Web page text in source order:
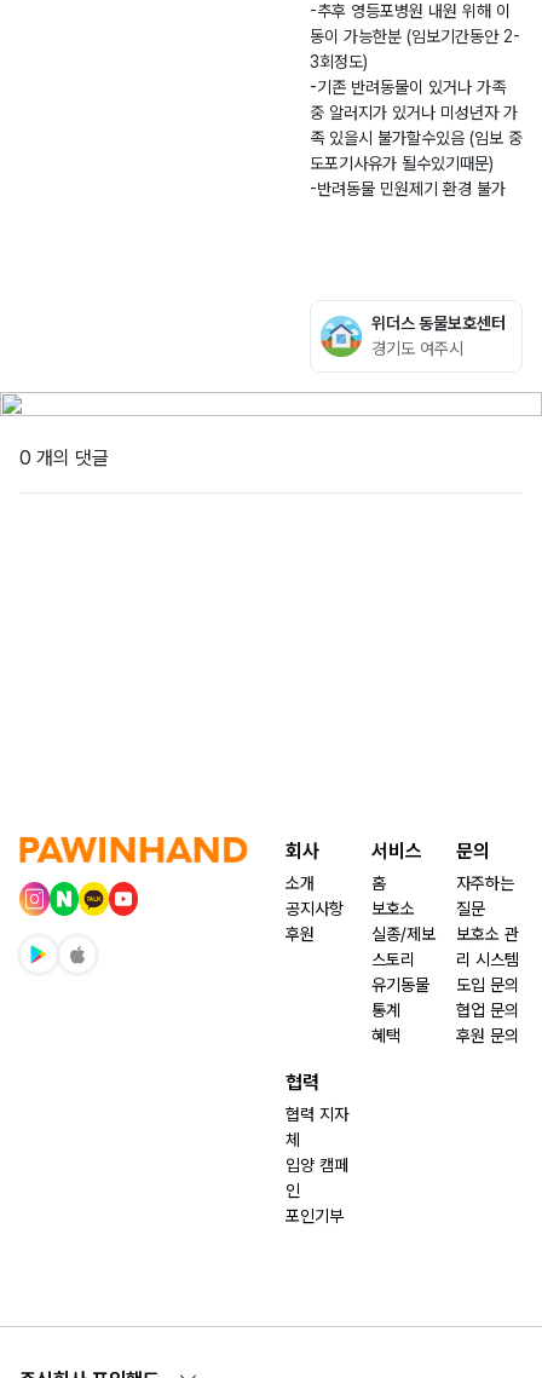
4
4
-추후 영등포병원 내원 위해 이
동이 가능한분 (임보기간동안 2-
3회정도)
-기존 반려동물이 있거나 가족
중 알러지가 있거나 미성년자 가
족 있을시 불가할수있음 (임보 중
도포기사유가 될수있기때문)
-반려동물 민원제기 환경 불가
위더스 동물보호센터
경기도 여주시
0 개의 댓글
회사
소개
공지사항
후원
서비스
홈
보호소
실종/제보
스토리
유기동물
통계
혜택
문의
자주하는
질문
보호소 관
리 시스템
도입 문의
협업 문의
후원 문의
협력
협력 지자
체
입양 캠페
인
포인기부